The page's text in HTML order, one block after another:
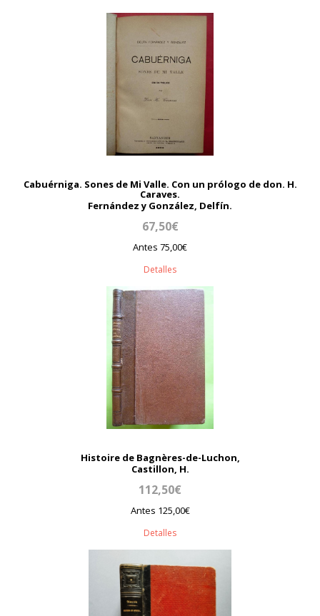
Cabuérniga. Sones de Mi Valle. Con un prólogo de don. H.
Caraves.
Fernández y González, Delfín.
67,50€
Antes 75,00€
Detalles
Histoire de Bagnères-de-Luchon,
Castillon, H.
112,50€
Antes 125,00€
Detalles